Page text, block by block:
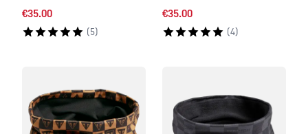
€35.00
( 5)
€35.00
(4)